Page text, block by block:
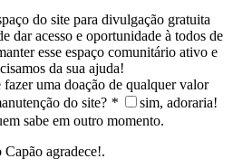
do site para divulgação gratuita
dar acesso e oportunidade à todos de
esse espaço comunitário ativo e
da sua ajuda!
fazer uma doação de qualquer valor
do site? *
sim, adoraria!
sabe em outro momento.
agradece!.